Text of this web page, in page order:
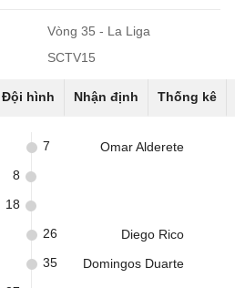
Vòng 35 - La Liga
SCTV15
Đội hình Nhận định Thống kê
Omar Alderete
7
8
18
Diego Rico
26
Domingos Duarte
35